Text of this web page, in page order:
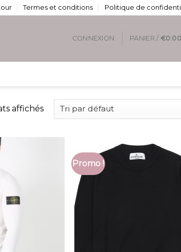
Termes et conditions Politique de
CONNEXION PANIER / €0.00
affichés
Promo !